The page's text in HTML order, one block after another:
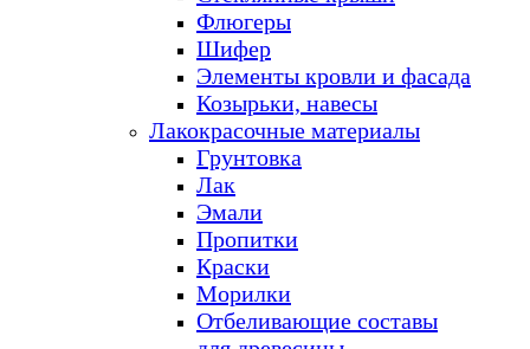
Флюгеры
Шифер
Элементы кровли и фасада
Козырьки, навесы
Лакокрасочные материалы
Грунтовка
Лак
Эмали
Пропитки
Краски
Морилки
Отбеливающие составы